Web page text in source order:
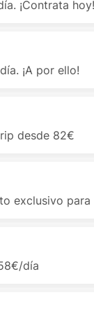
¡Contrata hoy!
¡A por ello!
desde 82€
exclusivo
día